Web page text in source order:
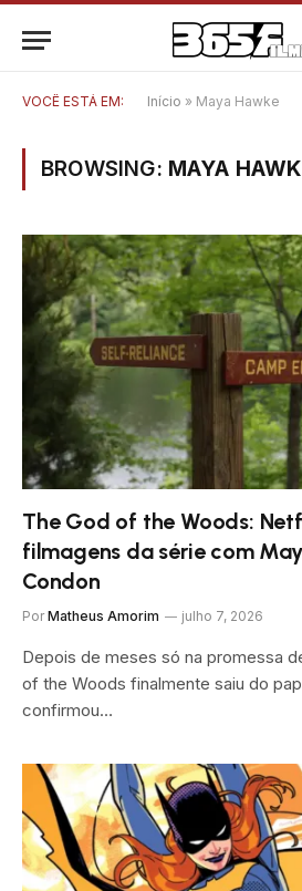
VOCÊ ESTÁ EM: Início » Maya Hawke
BROWSING: MAYA
The God of the Woods:
filmagens da série com
Condon
Por Matheus Amorim julho 7, 2026
Depois de meses só na promessa
of the Woods finalmente saiu do
confirmou…